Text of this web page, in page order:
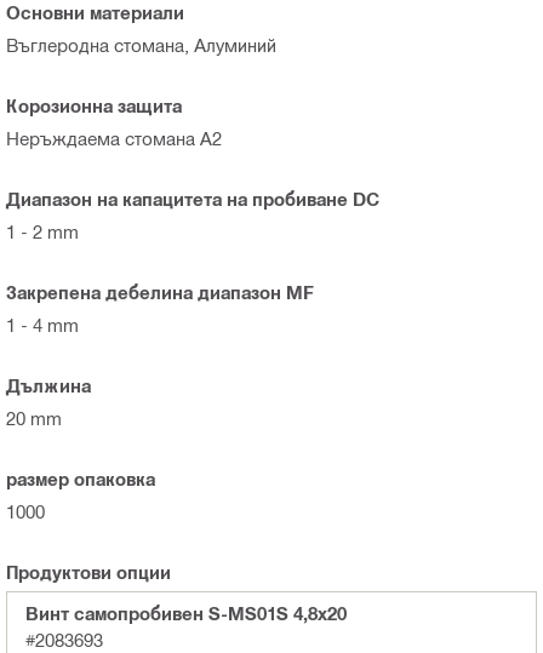
Основни материали
Въглеродна стомана, Алуминий
Корозионна защита
Неръждаема стомана A2
Диапазон на капацитета на пробиване DC
1 - 2 mm
Закрепена дебелина диапазон MF
1 - 4 mm
Дължина
20 mm
размер опаковка
1000
Продуктови опции
Винт самопробивен S-MS01S 4,8x20
#2083693